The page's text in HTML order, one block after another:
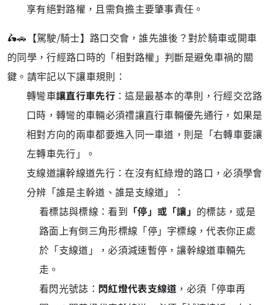
享有絕對路權，且需負擔主要肇事責任。
🛵🚗【駕駛/騎士】路口交會，誰先誰後？對於騎車或開車
的同學，行經路口時的「相對路權」判斷是避免車禍的關
鍵。請牢記以下讓車規則：
轉彎車讓直行車先行：這是最基本的準則，行經交岔路
口時，轉彎的車輛必須禮讓直行車輛優先通行，如果是
相對方向的兩車都要進入同一車道，則是「右轉車要讓
左轉車先行」。
支線道讓幹線道先行：在沒有紅綠燈的路口，必須學會
分辨「誰是主幹道、誰是支線道」：
看標誌與標線：看到 「停」或「讓」 的標誌，或是
路面上有倒三角形標線「停」字標線，代表你正處
於「支線道」，必須減速暫停，讓幹線道車輛先
走。
看閃光號誌： 閃紅燈代表支線道 ，必須「停車再